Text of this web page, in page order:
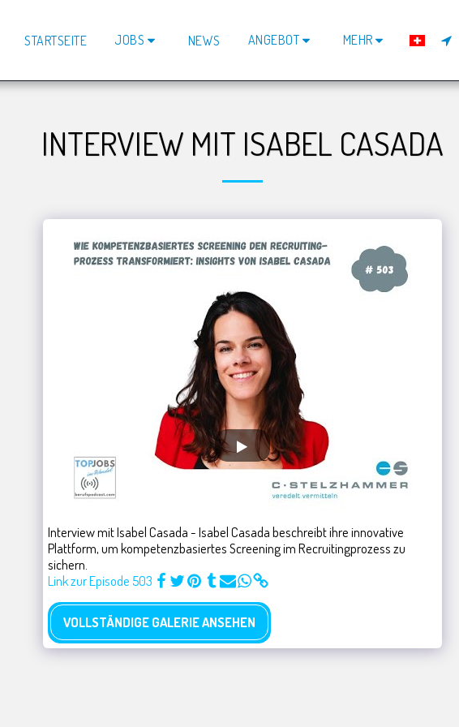
STARTSEITE JOBS NEWS ANGEBOT MEHR
INTERVIEW MIT ISABEL CASADA
Interview mit Isabel Casada - Isabel Casada beschreibt ihre innovative
Plattform, um kompetenzbasiertes Screening im Recruitingprozess zu
sichern.
Link zur Episode 503
VOLLSTÄNDIGE GALERIE ANSEHEN